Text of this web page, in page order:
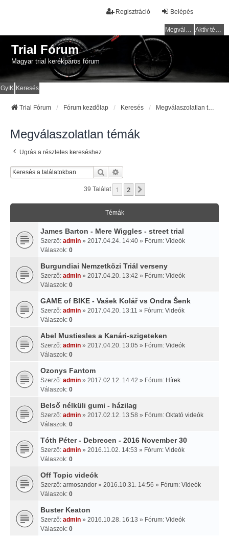
Belépés
Regisztráció
Megválaszolatlan témák Aktív témák
Trial Fórum
Magyar trial kerékpáros fórum
GyIK Keresés
Trial Fórum Fórum kezdőlap Keresés
Megválaszolatlan témák
Ugrás a részletes kereséshez
Keresés
39 Találat 1 2
Témák
James Barton - Mere Wiggles - street trial
Szerző: admin » 2017.04.24. 14:40 » Fórum: Videók
Válaszok: 0
Burgundiai Nemzetközi Triál verseny
Szerző: admin » 2017.04.20. 13:42 » Fórum: Videók
Válaszok: 0
GAME of BIKE - Vašek Kolář vs Ondra Šenk
Szerző: admin » 2017.04.20. 13:11 » Fórum: Videók
Válaszok: 0
Abel Mustiesles a Kanári-szigeteken
Szerző: admin » 2017.04.20. 13:05 » Fórum: Videók
Válaszok: 0
Ozonys Fantom
Szerző: admin » 2017.02.12. 14:42 » Fórum: Hírek
Válaszok: 0
Belső nélküli gumi - házilag
Szerző: admin » 2017.02.12. 13:58 » Fórum: Oktató videók
Válaszok: 0
Tóth Péter - Debrecen - 2016 November 30
Szerző: admin » 2016.11.02. 14:53 » Fórum: Videók
Válaszok: 0
Off Topic videók
Szerző: armosandor » 2016.10.31. 14:56 » Fórum: Videók
Válaszok: 0
Buster Keaton
Szerző: admin » 2016.10.28. 16:13 » Fórum: Videók
Válaszok: 0